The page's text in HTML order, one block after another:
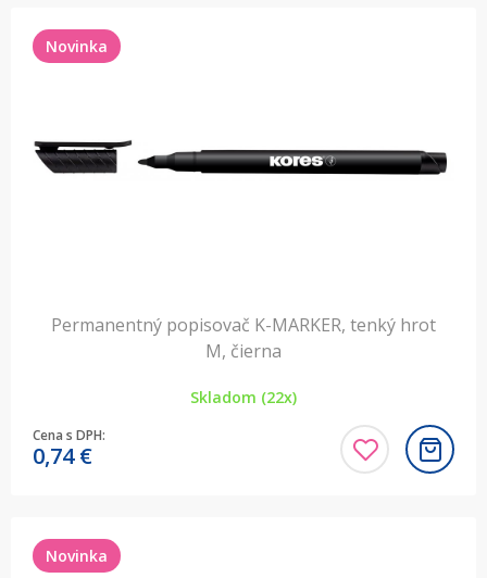
Novinka
Permanentný popisovač K-MARKER, tenký hrot
M, čierna
Skladom (22x)
Cena s DPH:
0,74€
Novinka